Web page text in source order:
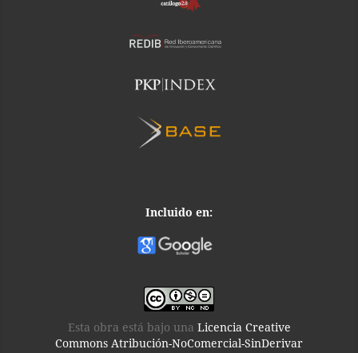
Incluido en:
Esta obra está bajo una Licencia Creative
Commons Atribución-NoComercial-SinDerivar